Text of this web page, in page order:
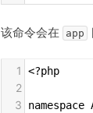
该命令会在 app
1 <?php
2
3
namespace